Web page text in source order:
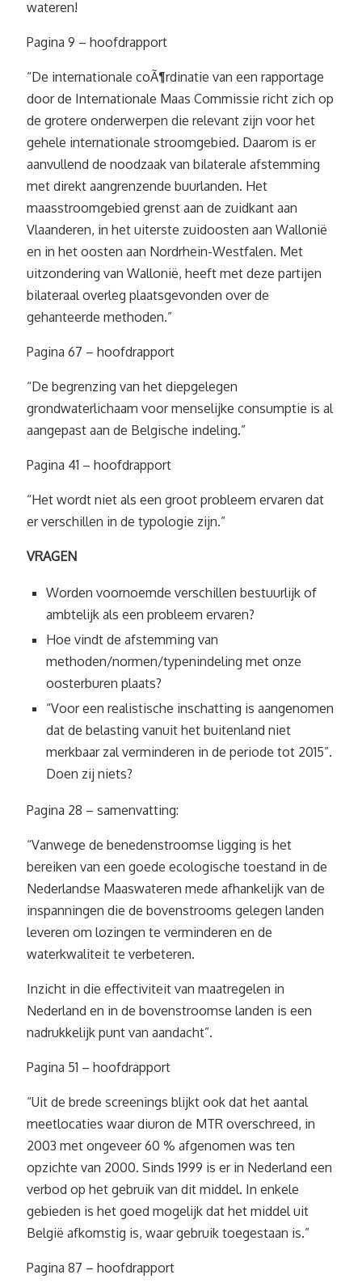
wateren!
Pagina 9 – hoofdrapport
“De internationale coÃ¶rdinatie van een rapportage
door de Internationale Maas Commissie richt zich op
de grotere onderwerpen die relevant zijn voor het
gehele internationale stroomgebied. Daarom is er
aanvullend de noodzaak van bilaterale afstemming
met direkt aangrenzende buurlanden. Het
maasstroomgebied grenst aan de zuidkant aan
Vlaanderen, in het uiterste zuidoosten aan Wallonië
en in het oosten aan Nordrhein-Westfalen. Met
uitzondering van Wallonië, heeft met deze partijen
bilateraal overleg plaatsgevonden over de
gehanteerde methoden.”
Pagina 67 – hoofdrapport
“De begrenzing van het diepgelegen
grondwaterlichaam voor menselijke consumptie is al
aangepast aan de Belgische indeling.”
Pagina 41 – hoofdrapport
“Het wordt niet als een groot probleem ervaren dat
er verschillen in de typologie zijn.”
VRAGEN
Worden voornoemde verschillen bestuurlijk of
ambtelijk als een probleem ervaren?
Hoe vindt de afstemming van
methoden/normen/typenindeling met onze
oosterburen plaats?
“Voor een realistische inschatting is aangenomen
dat de belasting vanuit het buitenland niet
merkbaar zal verminderen in de periode tot 2015”.
Doen zij niets?
Pagina 28 – samenvatting:
“Vanwege de benedenstroomse ligging is het
bereiken van een goede ecologische toestand in de
Nederlandse Maaswateren mede afhankelijk van de
inspanningen die de bovenstrooms gelegen landen
leveren om lozingen te verminderen en de
waterkwaliteit te verbeteren.
Inzicht in die effectiviteit van maatregelen in
Nederland en in de bovenstroomse landen is een
nadrukkelijk punt van aandacht”.
Pagina 51 – hoofdrapport
“Uit de brede screenings blijkt ook dat het aantal
meetlocaties waar diuron de MTR overschreed, in
2003 met ongeveer 60 % afgenomen was ten
opzichte van 2000. Sinds 1999 is er in Nederland een
verbod op het gebruik van dit middel. In enkele
gebieden is het goed mogelijk dat het middel uit
België afkomstig is, waar gebruik toegestaan is.”
Pagina 87 – hoofdrapport